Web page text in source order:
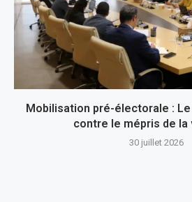
Mobilisation pré-électorale : Le
contre le mépris de la
30 juillet 2026